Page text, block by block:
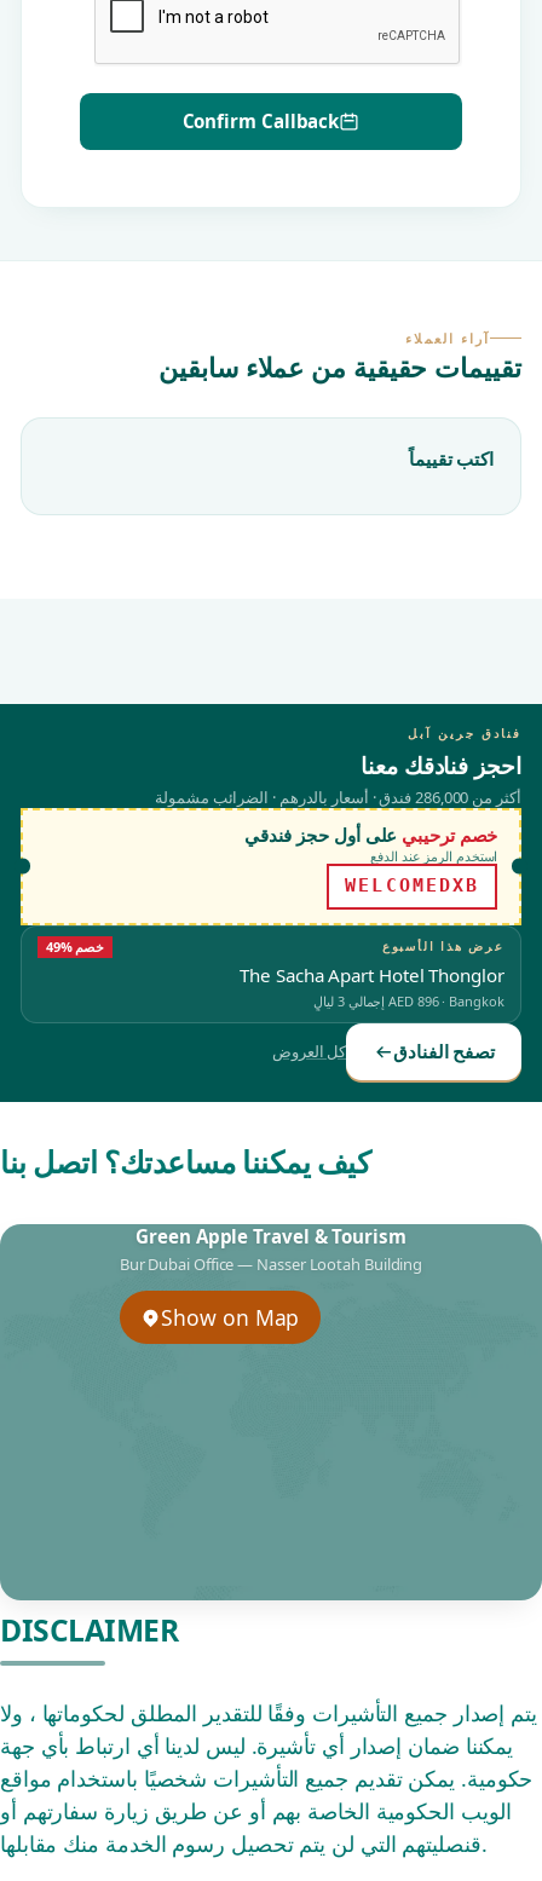
Confirm Callback
آراء العملاء
تقييمات حقيقية من عملاء سابقين
اكتب تقييماً
فنادق جرين آبل
احجز فنادقك معنا
أكثر من 286,000 فندق · أسعار بالدرهم · الضرائب مشمولة
خصم ترحيبي على أول حجز فندقي
استخدم الرمز عند الدفع
WELCOMEDXB
عرض هذا الأسبوع 49% خصم
The Sacha Apart Hotel Thonglor
Bangkok
·
AED 896إجمالي 3 ليالٍ
تصفح الفنادق كل العروض
كيف يمكننا مساعدتك؟ اتصل بنا
Green Apple Travel & Tourism
Bur Dubai Office — Nasser Lootah Building
Show on Map
DISCLAIMER
يتم إصدار جميع التأشيرات وفقًا للتقدير المطلق لحكوماتها ، ولا
يمكننا ضمان إصدار أي تأشيرة. ليس لدينا أي ارتباط بأي جهة
حكومية. يمكن تقديم جميع التأشيرات شخصيًا باستخدام مواقع
الويب الحكومية الخاصة بهم أو عن طريق زيارة سفارتهم أو
قنصليتهم التي لن يتم تحصيل رسوم الخدمة منك مقابلها.